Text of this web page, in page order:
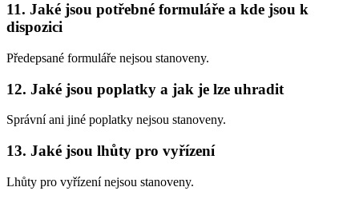
11. Jaké jsou potřebné formuláře a kde jsou k
dispozici
Předepsané formuláře nejsou stanoveny.
12. Jaké jsou poplatky a jak je lze uhradit
Správní ani jiné poplatky nejsou stanoveny.
13. Jaké jsou lhůty pro vyřízení
Lhůty pro vyřízení nejsou stanoveny.